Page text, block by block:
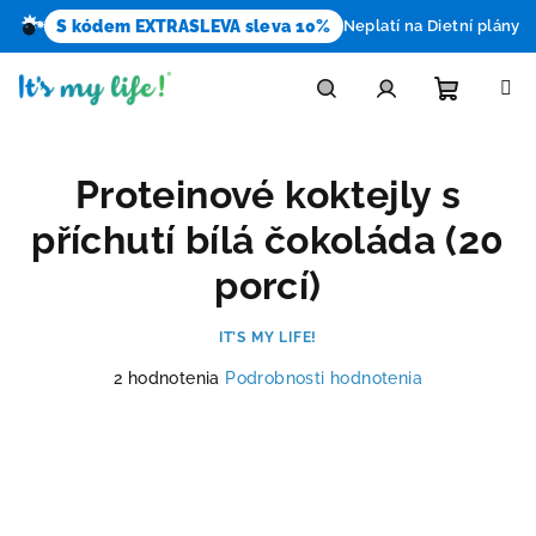
S kódem EXTRASLEVA sleva 10% Neplatí na Dietní plány
košík
Proteinové koktejly s
příchutí bílá čokoláda (20
porcí)
IT’S MY LIFE!
2 hodnotenia Podrobnosti hodnotenia